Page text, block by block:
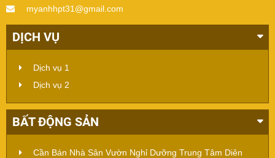
myanhhpt31@gmail.com
DỊCH VỤ
Dịch vụ 1
Dịch vụ 2
BẤT ĐỘNG SẢN
Cần Bán Nhà Sân Vườn Nghỉ Dưỡng Trung Tâm Diên